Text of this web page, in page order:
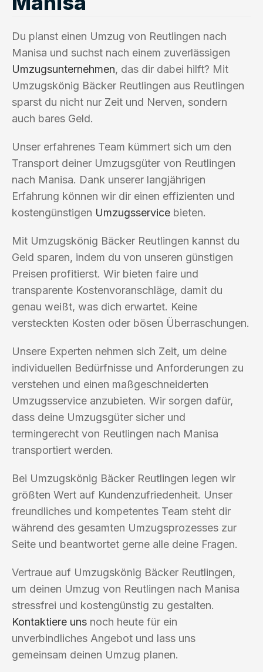
Du planst einen Umzug von Reutlingen nach
Manisa und suchst nach einem zuverlässigen
Umzugsunternehmen, das dir dabei hilft? Mit
Umzugskönig Bäcker Reutlingen aus Reutlingen
sparst du nicht nur Zeit und Nerven, sondern
auch bares Geld.
Unser erfahrenes Team kümmert sich um den
Transport deiner Umzugsgüter von Reutlingen
nach Manisa. Dank unserer langjährigen
Erfahrung können wir dir einen effizienten und
kostengünstigen Umzugsservice bieten.
Mit Umzugskönig Bäcker Reutlingen kannst du
Geld sparen, indem du von unseren günstigen
Preisen profitierst. Wir bieten faire und
transparente Kostenvoranschläge, damit du
genau weißt, was dich erwartet. Keine
versteckten Kosten oder bösen Überraschungen.
Unsere Experten nehmen sich Zeit, um deine
individuellen Bedürfnisse und Anforderungen zu
verstehen und einen maßgeschneiderten
Umzugsservice anzubieten. Wir sorgen dafür,
dass deine Umzugsgüter sicher und
termingerecht von Reutlingen nach Manisa
transportiert werden.
Bei Umzugskönig Bäcker Reutlingen legen wir
größten Wert auf Kundenzufriedenheit. Unser
freundliches und kompetentes Team steht dir
während des gesamten Umzugsprozesses zur
Seite und beantwortet gerne alle deine Fragen.
Vertraue auf Umzugskönig Bäcker Reutlingen,
um deinen Umzug von Reutlingen nach Manisa
stressfrei und kostengünstig zu gestalten.
Kontaktiere uns noch heute für ein
unverbindliches Angebot und lass uns
gemeinsam deinen Umzug planen.